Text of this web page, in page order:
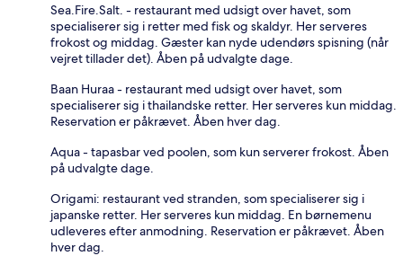
Sea.Fire.Salt. - restaurant med udsigt over havet, som
specialiserer sig i retter med fisk og skaldyr. Her serveres
frokost og middag. Gæster kan nyde udendørs spisning (når
vejret tillader det). Åben på udvalgte dage.
Baan Huraa - restaurant med udsigt over havet, som
specialiserer sig i thailandske retter. Her serveres kun middag.
Reservation er påkrævet. Åben hver dag.
Aqua - tapasbar ved poolen, som kun serverer frokost. Åben
på udvalgte dage.
Origami: restaurant ved stranden, som specialiserer sig i
japanske retter. Her serveres kun middag. En børnemenu
udleveres efter anmodning. Reservation er påkrævet. Åben
hver dag.